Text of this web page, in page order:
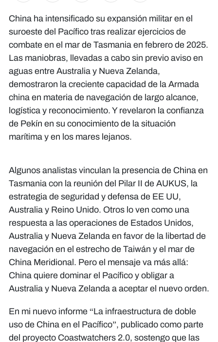
China ha intensificado su expansión militar en el
suroeste del Pacífico tras realizar ejercicios de
combate en el mar de Tasmania en febrero de 2025.
Las maniobras, llevadas a cabo sin previo aviso en
aguas entre Australia y Nueva Zelanda,
demostraron la creciente capacidad de la Armada
china en materia de navegación de largo alcance,
logística y reconocimiento. Y revelaron la confianza
de Pekín en su conocimiento de la situación
marítima y en los mares lejanos.
Algunos analistas vinculan la presencia de China en
Tasmania con la reunión del Pilar II de AUKUS, la
estrategia de seguridad y defensa de EE UU,
Australia y Reino Unido. Otros lo ven como una
respuesta a las operaciones de Estados Unidos,
Australia y Nueva Zelanda en favor de la libertad de
navegación en el estrecho de Taiwán y el mar de
China Meridional. Pero el mensaje va más allá:
China quiere dominar el Pacífico y obligar a
Australia y Nueva Zelanda a aceptar el nuevo orden.
En mi nuevo informe “La infraestructura de doble
uso de China en el Pacífico”, publicado como parte
del proyecto Coastwatchers 2.0, sostengo que las